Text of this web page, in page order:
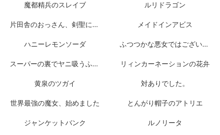
魔都精兵のスレイブ ルリドラゴン
片田舎のおっさん、剣聖になる メイドインアビス
ハニーレモンソーダ ふつつかな悪女ではございますが
スーパーの裏でヤニ吸うふたり リィンカーネーションの花弁
黄泉のツガイ 対ありでした。
世界最強の魔女、始めました とんがり帽子のアトリエ
ジャンケットバンク ルノリータ